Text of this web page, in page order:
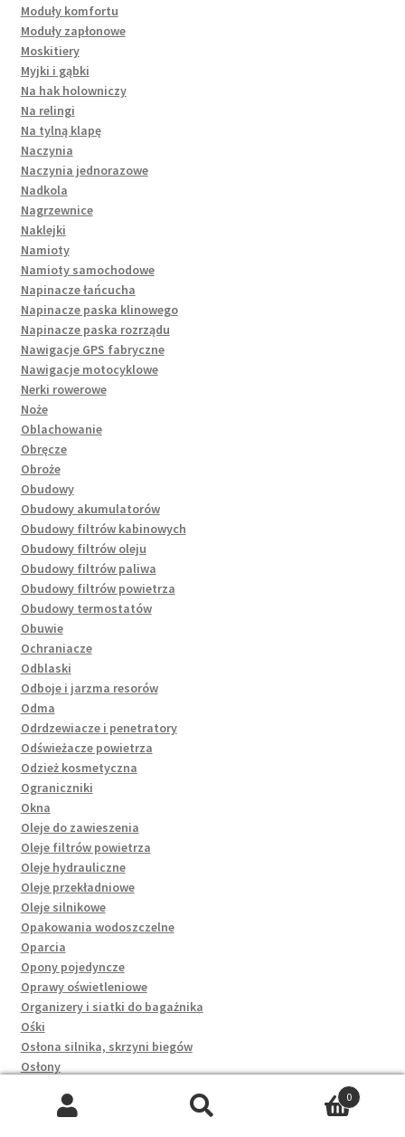
Moduły komfortu
Moduły zapłonowe
Moskitiery
Myjki i gąbki
Na hak holowniczy
Na relingi
Na tylną klapę
Naczynia
Naczynia jednorazowe
Nadkola
Nagrzewnice
Naklejki
Namioty
Namioty samochodowe
Napinacze łańcucha
Napinacze paska klinowego
Napinacze paska rozrządu
Nawigacje GPS fabryczne
Nawigacje motocyklowe
Nerki rowerowe
Noże
Oblachowanie
Obręcze
Obroże
Obudowy
Obudowy akumulatorów
Obudowy filtrów kabinowych
Obudowy filtrów oleju
Obudowy filtrów paliwa
Obudowy filtrów powietrza
Obudowy termostatów
Obuwie
Ochraniacze
Odblaski
Odboje i jarzma resorów
Odma
Odrdzewiacze i penetratory
Odświeżacze powietrza
Odzież kosmetyczna
Ograniczniki
Okna
Oleje do zawieszenia
Oleje filtrów powietrza
Oleje hydrauliczne
Oleje przekładniowe
Oleje silnikowe
Opakowania wodoszczelne
Oparcia
Opony pojedyncze
Oprawy oświetleniowe
Organizery i siatki do bagażnika
Ośki
Osłona silnika, skrzyni biegów
Osłony
Osłony chłodnicy
0